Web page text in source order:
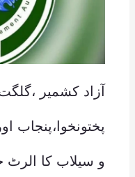
آزاد کشمیر ،گلگت
پختونخوا،پنجاب
و سیلاب کا الرٹ